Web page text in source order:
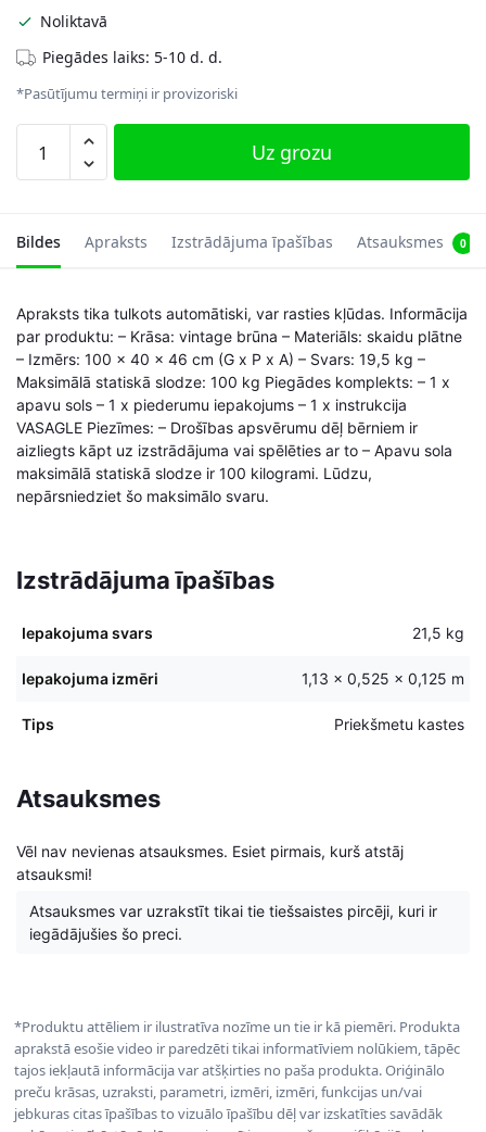
Noliktavā
Piegādes laiks: 5-10 d. d.
*Pasūtījumu termiņi ir provizoriski
brūnā
krāsā
Uz grozu
Bildes Apraksts Izstrādājuma īpašības Atsauksmes 0
Apraksts tika tulkots automātiski, var rasties kļūdas. Informācija
par produktu: – Krāsa: vintage brūna – Materiāls: skaidu plātne
– Izmērs: 100 x 40 x 46 cm (G x P x A) – Svars: 19,5 kg –
Maksimālā statiskā slodze: 100 kg Piegādes komplekts: – 1 x
apavu sols – 1 x piederumu iepakojums – 1 x instrukcija
VASAGLE Piezīmes: – Drošības apsvērumu dēļ bērniem ir
aizliegts kāpt uz izstrādājuma vai spēlēties ar to – Apavu sola
maksimālā statiskā slodze ir 100 kilogrami. Lūdzu,
nepārsniedziet šo maksimālo svaru.
Izstrādājuma īpašības
Iepakojuma svars 21,5 kg
Iepakojuma izmēri 1,13 × 0,525 × 0,125 m
Tips Priekšmetu kastes
Atsauksmes
Vēl nav nevienas atsauksmes. Esiet pirmais, kurš atstāj
atsauksmi!
Atsauksmes var uzrakstīt tikai tie tiešsaistes pircēji, kuri ir
iegādājušies šo preci.
*Produktu attēliem ir ilustratīva nozīme un tie ir kā piemēri. Produkta
aprakstā esošie video ir paredzēti tikai informatīviem nolūkiem, tāpēc
tajos iekļautā informācija var atšķirties no paša produkta. Oriģinālo
preču krāsas, uzraksti, parametri, izmēri, izmēri, funkcijas un/vai
jebkuras citas īpašības to vizuālo īpašību dēļ var izskatīties savādāk